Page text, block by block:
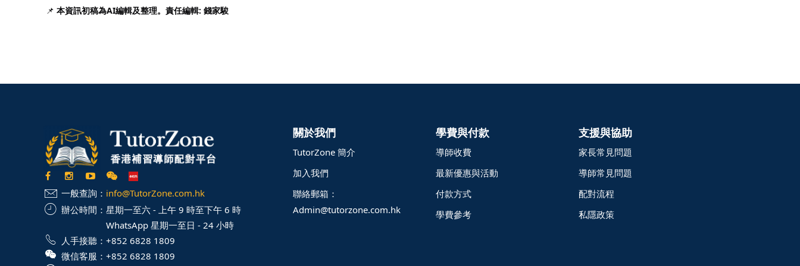
📌 本資訊初稿為AI編輯及整理。責任編輯: 錢家駿
一般查詢： info@TutorZone.com.hk
辦公時間： 星期一至六 - 上午 9 時至下午 6 時
WhatsApp 星期一至日 - 24 小時
人手接聽： +852 6828 1809
微信客服： +852 6828 1809
關於我們
TutorZone 簡介
加入我們
聯絡郵箱：
Admin@tutorzone.com.hk
學費與付款
導師收費
最新優惠與活動
付款方式
學費參考
支援與協助
家長常見問題
導師常見問題
配對流程
私隱政策